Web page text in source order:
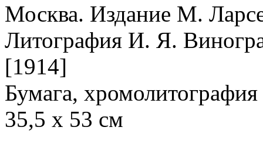
Москва. Издание М.
Литография И. Я.
[1914]
Бумага, хромолитография
35,5 х 53 см